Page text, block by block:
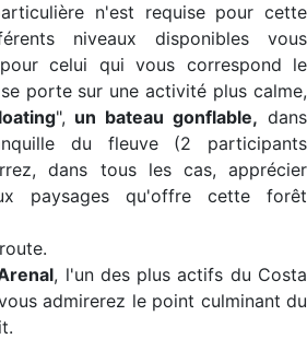
n'est requise pour cette
niveaux disponibles vous
celui qui vous correspond le
porte sur une activité plus calme,
", un bateau gonflable, dans
du fleuve (2 participants
dans tous les cas, apprécier
paysages qu'offre cette forêt
, l'un des plus actifs du Costa
admirerez le point culminant du